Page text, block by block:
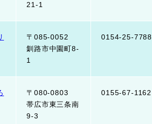
21-1
〒085-0052
釧路市中園町8-
1
0154-25-7788
〒080-0803
帯広市東三条南
9-3
0155-67-1162